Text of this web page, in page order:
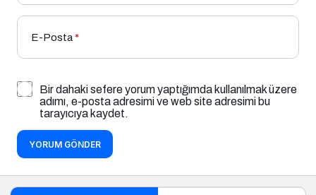
E-Posta*
Bir dahaki sefere yorum yaptığımda kullanılmak üzere
adımı, e-posta adresimi ve web site adresimi bu
tarayıcıya kaydet.
YORUM GÖNDER